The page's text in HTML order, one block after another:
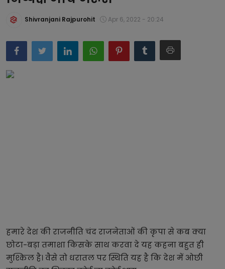
बिजनेस
टेक्नॉलजी
प्रेरणादायक कहानियां
Shivranjani Rajpurohit Apr 6, 2022 - 20:24
हमारे देश की राजनीति चंद राजनेताओं की कृपा से कब क्या
छोटा-बड़ा तमाशा किसके साथ करवा दे यह कहना बहुत ही
मुश्किल है। वैसे तो धरातल पर स्थिति यह है कि देश में ओछी